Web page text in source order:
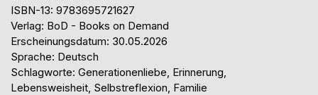
ISBN-13: 9783695721627
Verlag: BoD - Books on Demand
Erscheinungsdatum: 30.05.2026
Sprache: Deutsch
Schlagworte: Generationenliebe, Erinnerung,
Lebensweisheit, Selbstreflexion, Familie